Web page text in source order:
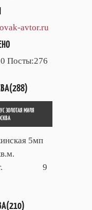
avtor.ru
Посты:276
ЗОЛОТАЯ МИЛЯ
5мп
9